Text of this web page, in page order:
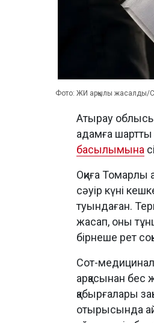
Фото: ЖИ арқылы жасалды/
Атырау
адамға
басылымына
Оқиға Томарлы
сәуір күні
туындаған.
жасап, оны
бірнеше рет
Сот-
арқасынан бес
қабырғалары
отырысында